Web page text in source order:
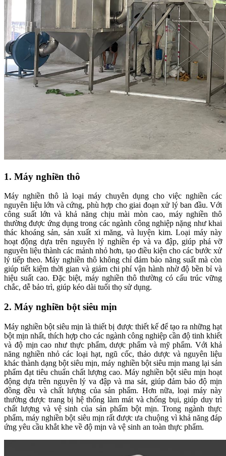
1. Máy nghiền thô
Máy nghiền thô là loại máy chuyên dụng cho việc nghiền các
nguyên liệu lớn và cứng, phù hợp cho giai đoạn xử lý ban đầu. Với
công suất lớn và khả năng chịu mài mòn cao, máy nghiền thô
thường được ứng dụng trong các ngành công nghiệp nặng như khai
thác khoáng sản, sản xuất xi măng, và luyện kim. Loại máy này
hoạt động dựa trên nguyên lý nghiền ép và va đập, giúp phá vỡ
nguyên liệu thành các mảnh nhỏ hơn, tạo điều kiện cho các bước xử
lý tiếp theo. Máy nghiền thô không chỉ đảm bảo năng suất mà còn
giúp tiết kiệm thời gian và giảm chi phí vận hành nhờ độ bền bỉ và
hiệu suất cao. Đặc biệt, máy nghiền thô thường có cấu trúc vững
chắc, dễ bảo trì, giúp kéo dài tuổi thọ sử dụng.
2. Máy nghiền bột siêu mịn
Máy nghiền bột siêu mịn là thiết bị được thiết kế để tạo ra những hạt
bột mịn nhất, thích hợp cho các ngành công nghiệp cần độ tinh khiết
và độ mịn cao như thực phẩm, dược phẩm và mỹ phẩm. Với khả
năng nghiền nhỏ các loại hạt, ngũ cốc, thảo dược và nguyên liệu
khác thành dạng bột siêu mịn, máy nghiền bột siêu mịn mang lại sản
phẩm đạt tiêu chuẩn chất lượng cao. Máy nghiền bột siêu mịn hoạt
động dựa trên nguyên lý va đập và ma sát, giúp đảm bảo độ mịn
đồng đều và chất lượng của sản phẩm. Hơn nữa, loại máy này
thường được trang bị hệ thống làm mát và chống bụi, giúp duy trì
chất lượng và vệ sinh của sản phẩm bột mịn. Trong ngành thực
phẩm, máy nghiền bột siêu mịn rất được ưa chuộng vì khả năng đáp
ứng yêu cầu khắt khe về độ mịn và vệ sinh an toàn thực phẩm.